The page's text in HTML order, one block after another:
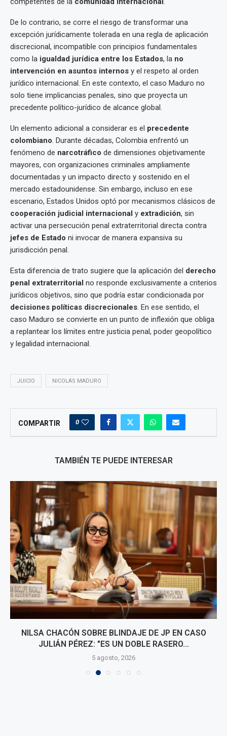
De lo contrario, se corre el riesgo de transformar una
excepción jurídicamente tolerada en una regla de aplicación
discrecional, incompatible con principios fundamentales
como la igualdad jurídica entre los Estados, la no
intervención en asuntos internos y el respeto al orden
jurídico internacional. En este contexto, el caso Maduro no
solo tiene implicancias penales, sino que proyecta un
precedente político-jurídico de alcance global.
Un elemento adicional a considerar es el precedente
colombiano. Durante décadas, Colombia enfrentó un
fenómeno de narcotráfico de dimensiones objetivamente
mayores, con organizaciones criminales ampliamente
documentadas y un impacto directo y sostenido en el
mercado estadounidense. Sin embargo, incluso en ese
escenario, Estados Unidos optó por mecanismos clásicos de
cooperación judicial internacional y extradición, sin
activar una persecución penal extraterritorial directa contra
jefes de Estado ni invocar de manera expansiva su
jurisdicción penal.
Esta diferencia de trato sugiere que la aplicación del derecho
penal extraterritorial no responde exclusivamente a criterios
jurídicos objetivos, sino que podría estar condicionada por
decisiones políticas discrecionales. En ese sentido, el
caso Maduro se convierte en un punto de inflexión que obliga
a replantear los límites entre justicia penal, poder geopolítico
y legalidad internacional.
JUICIO NICOLAS MADURO
COMPARTIR 0
TAMBIÉN TE PUEDE INTERESAR
GOBIERNO ANUNCIA INSTALACIÓN DE GEOMALLAS Y
DIQUES PARA PREVENIR HUAICOS POR EL NIÑO
5 agosto, 2026